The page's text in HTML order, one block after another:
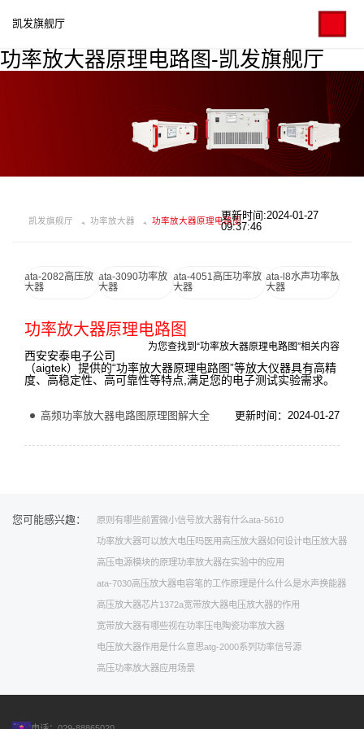
功率放大器原理电路图-凯发旗舰厅
凯发旗舰厅
凯发旗舰厅 功率放大器 功率放大器原理电路图更新时间:2024-01-27
09:37:46
ata-2082高压放
大器
ata-3090功率放
大器
ata-4051高压功率放
大器
ata-l8水声功率放
大器
功率放大器原理电路图
为您查找到“功率放大器原理电路图”相关内容
西安安泰电子公司
（aigtek）提供的“功率放大器原理电路图”等放大仪器具有高精
度、高稳定性、高可靠性等特点,满足您的电子测试实验需求。
高频功率放大器电路图原理图解大全 更新时间：2024-01-27
您可能感兴趣： 原则有哪些前置微小信号放大器有什么ata-5610
功率放大器可以放大电压吗医用高压放大器如何设计电压放大器
高压电源模块的原理功率放大器在实验中的应用
ata-7030高压放大器电容笔的工作原理是什么什么是水声换能器
高压放大器芯片1372a宽带放大器电压放大器的作用
宽带放大器有哪些视在功率 压电陶瓷功率放大器
电压放大器作用是什么意思atg-2000系列功率信号源
高压功率放大器应用场景